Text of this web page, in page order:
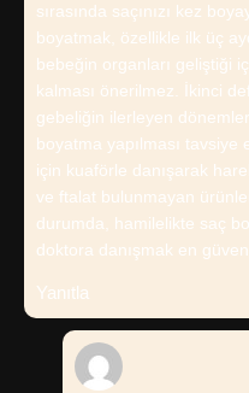
sırasında saçınızı kez
boyatmak, özellikle ilk üç
bebeğin organları geliştiği
kalması önerilmez. İkinci
gebeliğin ilerleyen
boyatma yapılması tavsiye
için kuaförle danışarak
ve ftalat bulunmayan
durumda, hamilelikte saç
doktora danışmak en
Yanıtla